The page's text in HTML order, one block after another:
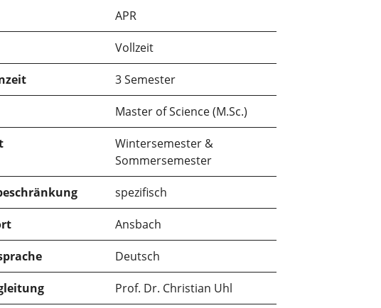
APR
Vollzeit
3 Semester
Master of Science (M.Sc.)
Wintersemester &
Sommersemester
spezifisch
Ansbach
Deutsch
Prof. Dr. Christian Uhl